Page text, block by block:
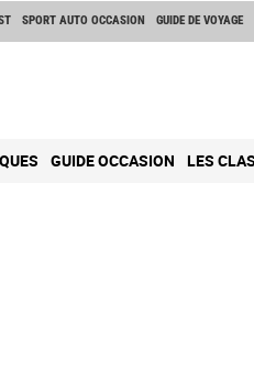
SPORT AUTO OCCASION GUIDE DE VOYAGE
GUIDE OCCASION LES